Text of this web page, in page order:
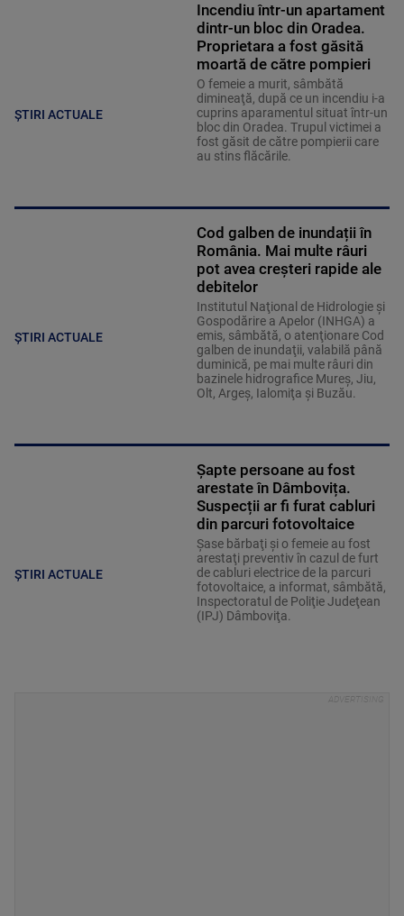
ȘTIRI ACTUALE
Incendiu într-un apartament
dintr-un bloc din Oradea.
Proprietara a fost găsită
moartă de către pompieri
O femeie a murit, sâmbătă
dimineaţă, după ce un incendiu i-a
cuprins aparamentul situat într-un
bloc din Oradea. Trupul victimei a
fost găsit de către pompierii care
au stins flăcările.
ȘTIRI ACTUALE
Cod galben de inundații în
România. Mai multe râuri
pot avea creșteri rapide ale
debitelor
Institutul Naţional de Hidrologie şi
Gospodărire a Apelor (INHGA) a
emis, sâmbătă, o atenţionare Cod
galben de inundaţii, valabilă până
duminică, pe mai multe râuri din
bazinele hidrografice Mureş, Jiu,
Olt, Argeş, Ialomiţa şi Buzău.
ȘTIRI ACTUALE
Șapte persoane au fost
arestate în Dâmbovița.
Suspecții ar fi furat cabluri
din parcuri fotovoltaice
Şase bărbaţi şi o femeie au fost
arestaţi preventiv în cazul de furt
de cabluri electrice de la parcuri
fotovoltaice, a informat, sâmbătă,
Inspectoratul de Poliţie Judeţean
(IPJ) Dâmboviţa.